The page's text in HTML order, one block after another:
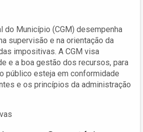
do Município (CGM) desempenha
supervisão e na orientação da
impositivas. A CGM visa
e a boa gestão dos recursos, para
público esteja em conformidade
e os princípios da administração